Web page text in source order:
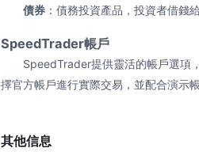
債券 ：債務投資產品，投資者借錢
SpeedTrader帳戶
SpeedTrader提供靈活的帳戶選項，
擇官方帳戶進行實際交易，並配合演示
股票和ETF
其他信息